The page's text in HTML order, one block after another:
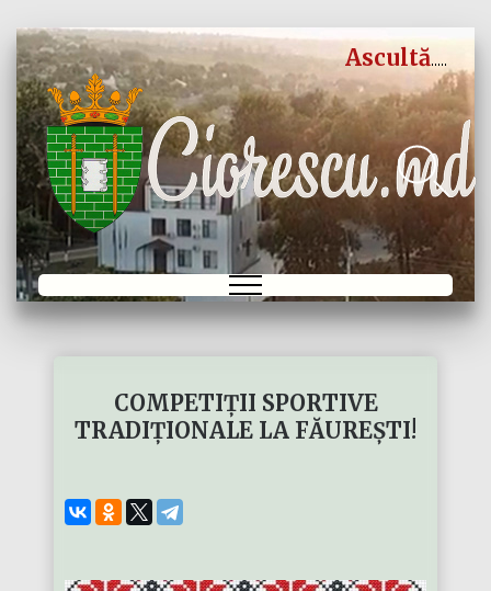
Ascultă
COMPETIȚII SPORTIVE
TRADIȚIONALE LA FĂUREȘTI!